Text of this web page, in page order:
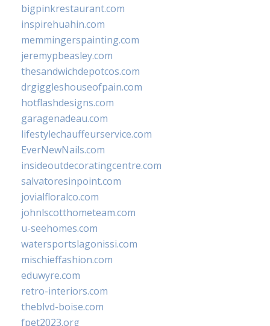
bigpinkrestaurant.com
inspirehuahin.com
memmingerspainting.com
jeremypbeasley.com
thesandwichdepotcos.com
drgiggleshouseofpain.com
hotflashdesigns.com
garagenadeau.com
lifestylechauffeurservice.com
EverNewNails.com
insideoutdecoratingcentre.com
salvatoresinpoint.com
jovialfloralco.com
johnlscotthometeam.com
u-seehomes.com
watersportslagonissi.com
mischieffashion.com
eduwyre.com
retro-interiors.com
theblvd-boise.com
fpet2023.org